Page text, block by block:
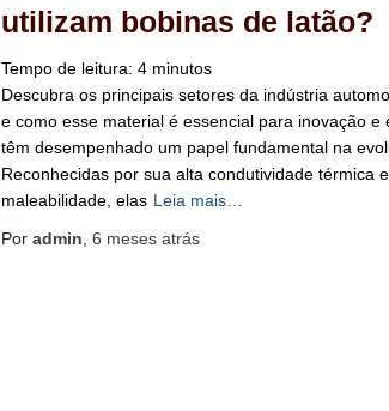
utilizam bobinas de latão?
Tempo de leitura: 4 minutos
Descubra os principais setores da indústria
e como esse material é essencial para inovação e
têm desempenhado um papel fundamental na
Reconhecidas por sua alta condutividade térmica
maleabilidade, elas Leia mais…
Por admin 6 mesesatrás